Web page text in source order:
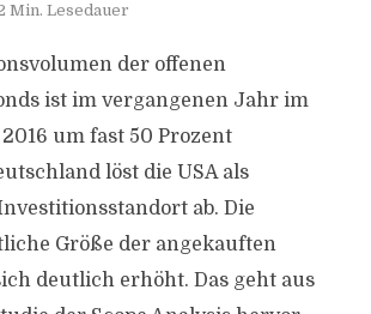
Min. Lesedauer
der offenen
ist im vergangenen Jahr im
um fast 50 Prozent
löst die USA als
ab. Die
Größe der angekauften
deutlich erhöht. Das geht aus